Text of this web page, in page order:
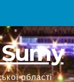
області